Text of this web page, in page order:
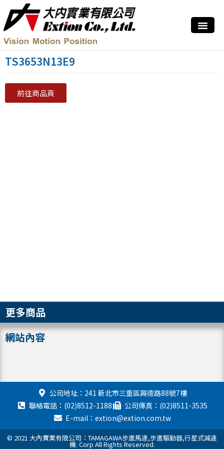
TS3653N13E9
前往商品頁
更多商品
網站內容
公司地址：241 新北市三重區興德路88號7樓
聯絡電話：(02)8512-1188
公司傳真：(02)8511-3535
E-mail：extion@extion.com.tw
© 2021 大內實業有限公司：TAMAGAWA步進馬達,步進驅動器,行星式減速
機. Corp All Rights Reserved.